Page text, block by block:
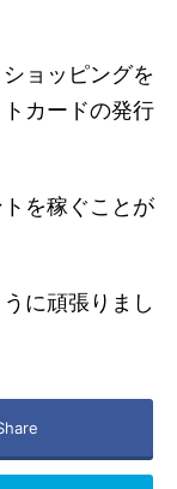
ョッピングを
カードの発行
を稼ぐことが
に頑張りまし